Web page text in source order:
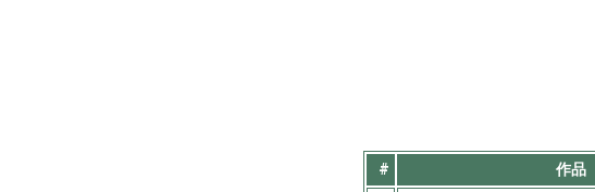
# 作品